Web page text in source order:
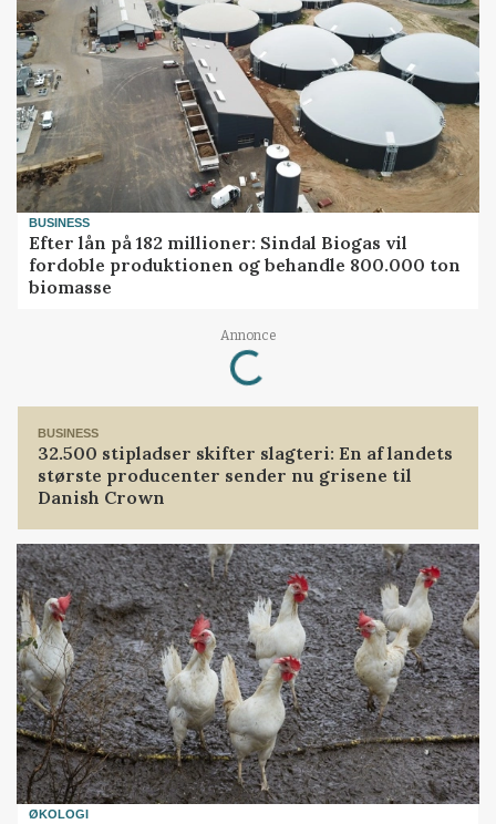
BUSINESS
Efter lån på 182 millioner: Sindal Biogas vil
fordoble produktionen og behandle 800.000 ton
biomasse
Annonce
Loading...
BUSINESS
32.500 stipladser skifter slagteri: En af landets
største producenter sender nu grisene til
Danish Crown
ØKOLOGI